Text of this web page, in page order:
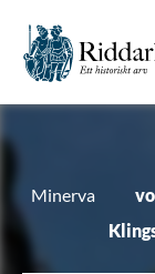
Minerva